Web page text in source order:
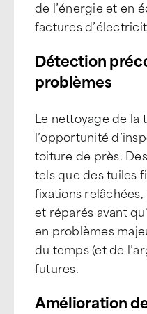
de l’énergie et en
factures
Détection
problèmes
Le nettoyage de la
l’opportunité
toiture de près.
tels que des tuiles
fixations
et réparés avant
en problèmes
du temps (et de
futures.
Amélioration